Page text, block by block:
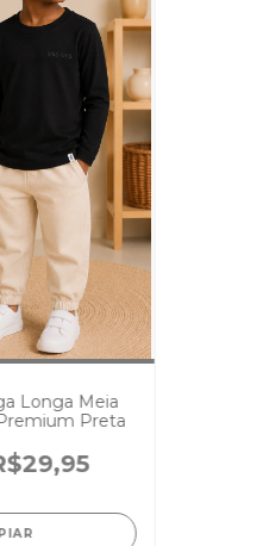
Longa Meia
Preta